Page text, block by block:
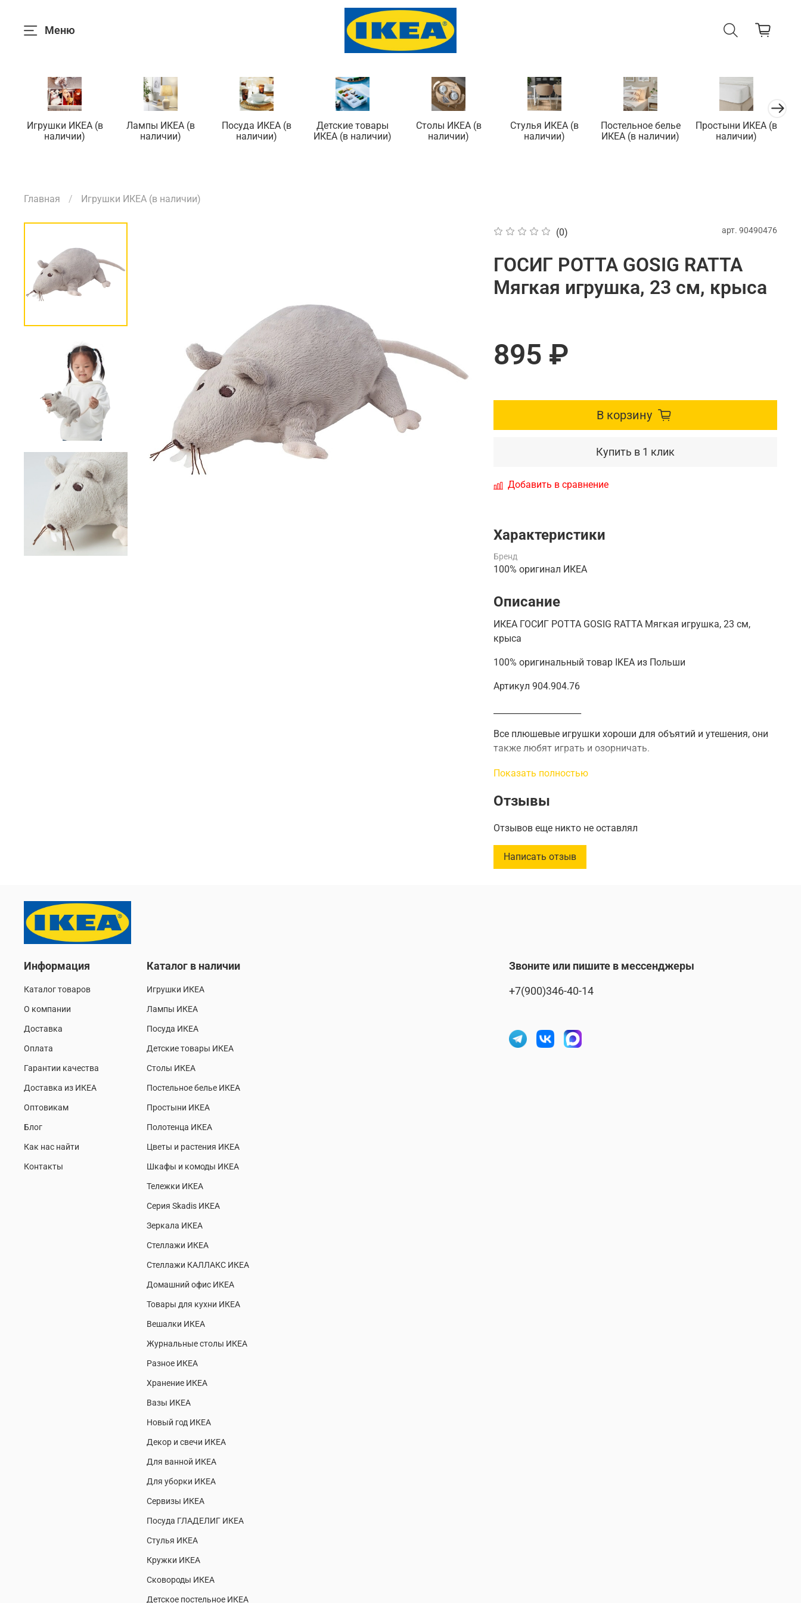
Меню
Игрушки ИКЕА (в
наличии)
Лампы ИКЕА (в
наличии)
Посуда ИКЕА (в
наличии)
Детские товары
ИКЕА (в наличии)
Столы ИКЕА (в
наличии)
Стулья ИКЕА (в
наличии)
Постельное белье
ИКЕА (в наличии)
Простыни ИКЕА (в
наличии)
Главная Игрушки ИКЕА (в наличии)
(0) арт. 90490476
ГОСИГ РОТТА GOSIG RATTA
Мягкая игрушка, 23 см, крыса
895 ₽
В корзину
Купить в 1 клик
Добавить в сравнение
Характеристики
Бренд
100% оригинал ИКЕА
Описание
ИКЕА ГОСИГ РОТТА GOSIG RATTA Мягкая игрушка, 23 см,
крыса
100% оригинальный товар IKEA из Польши
Артикул 904.904.76
Все плюшевые игрушки хороши для объятий и утешения, они
также любят играть и озорничать.
Кроме того, они заслуживают доверия и прошли тесты на
_____________________
Эта очаровательная плюшевая крыска станет верным другом
вашему малышу или добавит уюта вашему дому! Издело
Показать полностью
Отзывы
Отзывов еще никто не оставлял
Написать отзыв
Информация
Каталог товаров
О компании
Доставка
Оплата
Гарантии качества
Доставка из ИКЕА
Оптовикам
Блог
Как нас найти
Контакты
Каталог в наличии
Игрушки ИКЕА
Лампы ИКЕА
Посуда ИКЕА
Детские товары ИКЕА
Столы ИКЕА
Постельное белье ИКЕА
Простыни ИКЕА
Полотенца ИКЕА
Цветы и растения ИКЕА
Шкафы и комоды ИКЕА
Тележки ИКЕА
Серия Skadis ИКЕА
Зеркала ИКЕА
Стеллажи ИКЕА
Стеллажи КАЛЛАКС ИКЕА
Домашний офис ИКЕА
Товары для кухни ИКЕА
Вешалки ИКЕА
Журнальные столы ИКЕА
Разное ИКЕА
Хранение ИКЕА
Вазы ИКЕА
Новый год ИКЕА
Декор и свечи ИКЕА
Для ванной ИКЕА
Для уборки ИКЕА
Сервизы ИКЕА
Посуда ГЛАДЕЛИГ ИКЕА
Стулья ИКЕА
Кружки ИКЕА
Сковороды ИКЕА
Детское постельное ИКЕА
Звоните или пишите в мессенджеры
+7(900)346-40-14